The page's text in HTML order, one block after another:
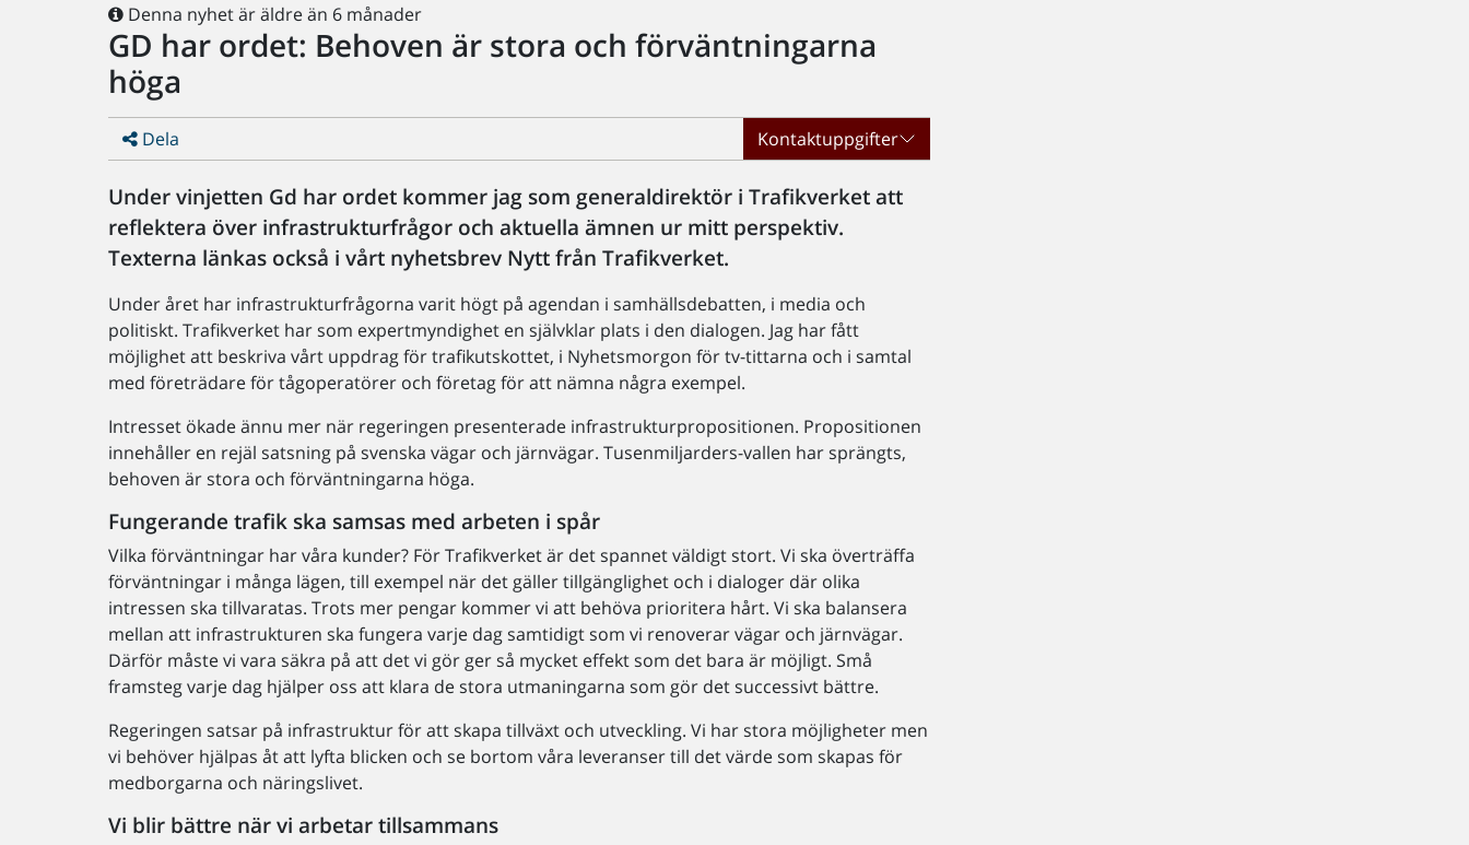
Denna nyhet är äldre än 6 månader
GD har ordet: Behoven är stora och förväntningarna
höga
Dela Kontaktuppgifter
Under vinjetten Gd har ordet kommer jag som generaldirektör i Trafikverket att
reflektera över infrastrukturfrågor och aktuella ämnen ur mitt perspektiv.
Texterna länkas också i vårt nyhetsbrev Nytt från Trafikverket.
Under året har infrastrukturfrågorna varit högt på agendan i samhällsdebatten, i media och
politiskt. Trafikverket har som expertmyndighet en självklar plats i den dialogen. Jag har fått
möjlighet att beskriva vårt uppdrag för trafikutskottet, i Nyhetsmorgon för tv-tittarna och i samtal
med företrädare för tågoperatörer och företag för att nämna några exempel.
Intresset ökade ännu mer när regeringen presenterade infrastrukturpropositionen. Propositionen
innehåller en rejäl satsning på svenska vägar och järnvägar. Tusenmiljarders-vallen har sprängts,
behoven är stora och förväntningarna höga.
Fungerande trafik ska samsas med arbeten i spår
Vilka förväntningar har våra kunder? För Trafikverket är det spannet väldigt stort. Vi ska överträffa
förväntningar i många lägen, till exempel när det gäller tillgänglighet och i dialoger där olika
intressen ska tillvaratas. Trots mer pengar kommer vi att behöva prioritera hårt. Vi ska balansera
mellan att infrastrukturen ska fungera varje dag samtidigt som vi renoverar vägar och järnvägar.
Därför måste vi vara säkra på att det vi gör ger så mycket effekt som det bara är möjligt. Små
framsteg varje dag hjälper oss att klara de stora utmaningarna som gör det successivt bättre.
Regeringen satsar på infrastruktur för att skapa tillväxt och utveckling. Vi har stora möjligheter men
vi behöver hjälpas åt att lyfta blicken och se bortom våra leveranser till det värde som skapas för
medborgarna och näringslivet.
Vi blir bättre när vi arbetar tillsammans